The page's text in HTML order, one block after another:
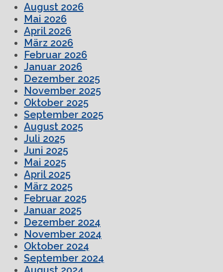
August 2026
Mai 2026
April 2026
März 2026
Februar 2026
Januar 2026
Dezember 2025
November 2025
Oktober 2025
September 2025
August 2025
Juli 2025
Juni 2025
Mai 2025
April 2025
März 2025
Februar 2025
Januar 2025
Dezember 2024
November 2024
Oktober 2024
September 2024